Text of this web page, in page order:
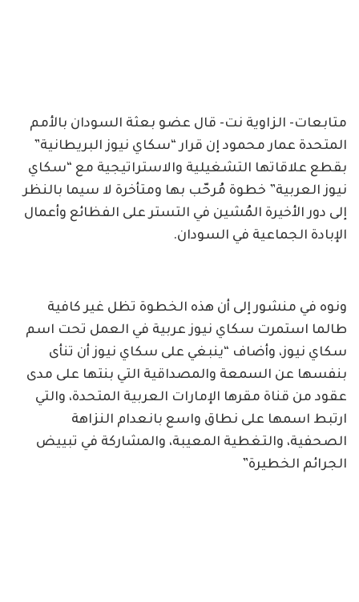
متابعات- الزاوية نت- قال عضو بعثة السودان بالأمم
المتحدة عمار محمود إن قرار “سكاي نيوز البريطانية”
بقطع علاقاتها التشغيلية والاستراتيجية مع “سكاي
نيوز العربية” خطوة مُرحّب بها ومتأخرة لا سيما بالنظر
إلى دور الأخيرة المُشين في التستر على الفظائع وأعمال
الإبادة الجماعية في السودان.
ونوه في منشور إلى أن هذه الخطوة تظل غير كافية
طالما استمرت سكاي نيوز عربية في العمل تحت اسم
سكاي نيوز، وأضاف “ينبغي على سكاي نيوز أن تنأى
بنفسها عن السمعة والمصداقية التي بنتها على مدى
عقود من قناة مقرها الإمارات العربية المتحدة، والتي
ارتبط اسمها على نطاق واسع بانعدام النزاهة
الصحفية، والتغطية المعيبة، والمشاركة في تبييض
الجرائم الخطيرة”